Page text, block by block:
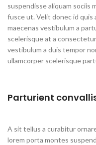
suspendisse aliquam sociis
fusce ut. Velit donec id quis
maecenas vestibulum a
scelerisque at a
vestibulum a duis tempor
ullamcorper scelerisque
Parturient
A sit tellus a curabitur
lorem porta montes